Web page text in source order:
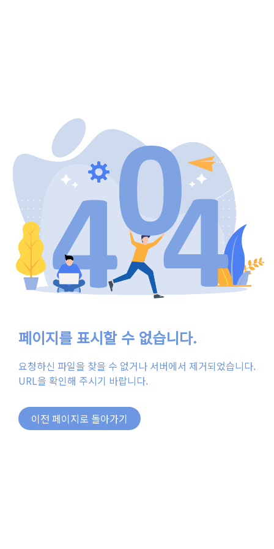
페이지를 표시할 수 없습니다.
요청하신 파일을 찾을 수 없거나 서버에서 제거되었습니다.
URL을 확인해 주시기 바랍니다.
이전 페이지로 돌아가기